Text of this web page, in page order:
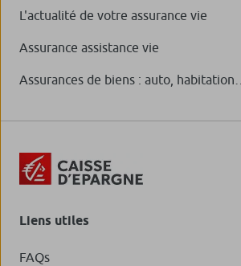
L'actualité de votre assurance vie
Assurance assistance vie
Assurances de biens : auto, habitation…
Liens utiles
FAQs